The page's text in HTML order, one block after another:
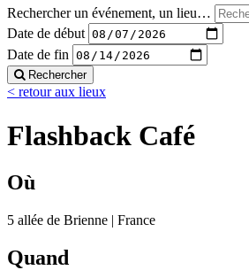
Rechercher un événement, un lieu…
Date de début
Date de fin
Rechercher
< retour aux lieux
Flashback Café
Où
5 allée de Brienne | France
Quand